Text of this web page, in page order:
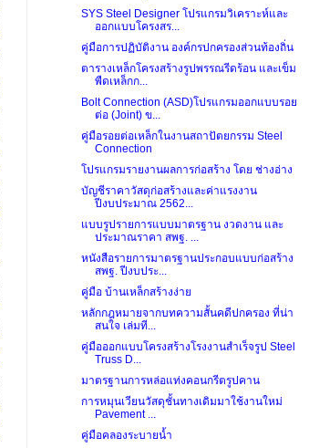
SYS Steel Designer โปรแกรมวิเคราะห์และ
ออกแบบโครงสร...
คู่มือการปฏิบัติงาน องค์กรปกครองส่วนท้องถิ่น
ตารางเหล็กโครงสร้างรูปพรรณรีดร้อน และเข็ม
พืดเหล็กก...
Bolt Connection (ASD)โปรแกรมออกแบบรอย
ต่อ (Joint) ข...
คู่มือรอยต่อเหล็กในงานสถาปัตยกรรม Steel
Connection
โปรแกรมรายงานผลการก่อสร้าง โดย ช่างอ่าง
บัญชีราคาวัสดุก่อสร้างและค่าแรงงาน
ปีงบประมาณ 2562...
แบบรูปรายการแบบมาตรฐาน งวดงาน และ
ประมาณราคา สพฐ. ...
หนังสือรายการมาตรฐานประกอบแบบก่อสร้าง
สพฐ. ปีงบประ...
คู่มือ บ้านเหล็กสร้างง่าย
หลักกฎหมายจากบทความสั้นคดีปกครอง ที่น่า
สนใจ เล่มที...
คู่มือออกแบบโครงสร้างโรงงานสำเร็จรูป Steel
Truss D...
มาตรฐานการหล่อแท่งคอนกรีตรูปคาน
การหมุนเวียนวัสดุชั้นทางเดิมมาใช้งานใหม่
Pavement ...
คู่มือคลองระบายน้ำ